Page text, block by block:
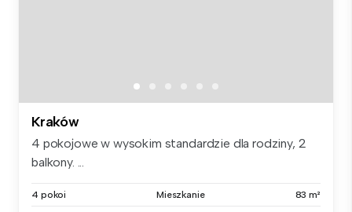
Kraków
4 pokojowe w wysokim standardzie dla rodziny, 2
balkony. ...
4 pokoi Mieszkanie 83 m²